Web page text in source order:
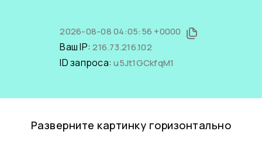
2026-08-08 04:05:56 +0000
Ваш IP:216.73.216.102
ID запроса:u5Jt1GCkfqM1
Разверните картинку горизонтально